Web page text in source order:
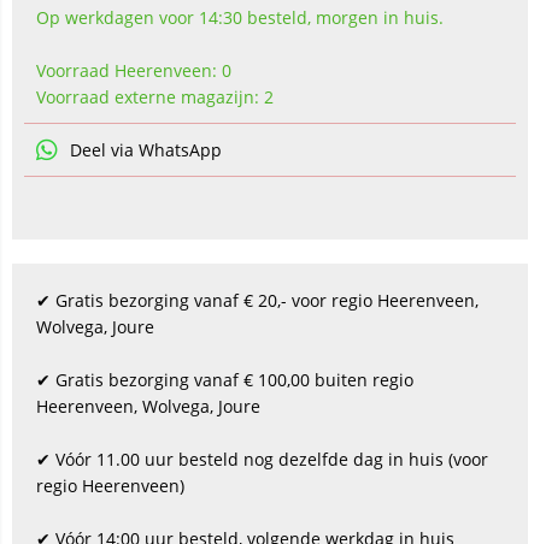
Op werkdagen voor 14:30 besteld, morgen in huis.
Voorraad Heerenveen: 0
Voorraad externe magazijn: 2
Deel via WhatsApp
✔ Gratis bezorging vanaf € 20,- voor regio Heerenveen,
Wolvega, Joure
✔ Gratis bezorging vanaf € 100,00 buiten regio
Heerenveen, Wolvega, Joure
✔ Vóór 11.00 uur besteld nog dezelfde dag in huis (voor
regio Heerenveen)
✔ Vóór 14:00 uur besteld, volgende werkdag in huis